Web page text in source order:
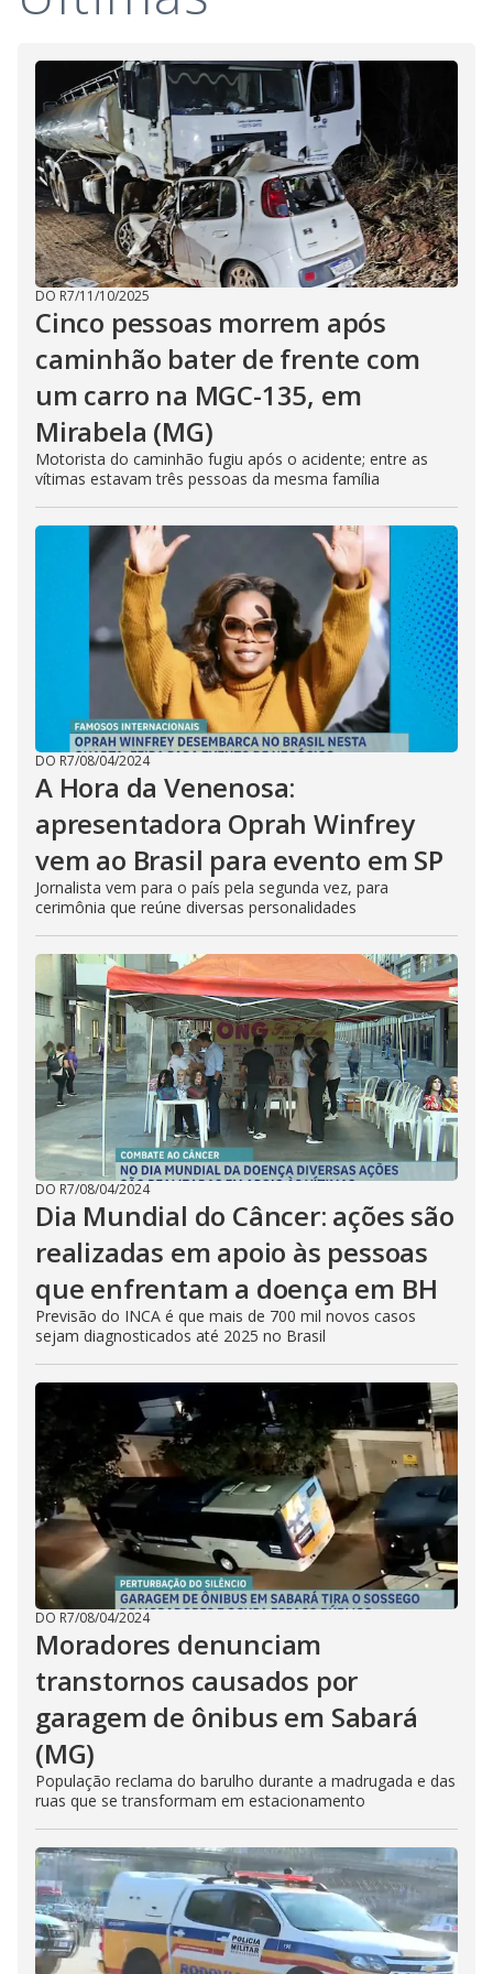
i
d
e
o
DO R7/11/10/2025
Cinco pessoas morrem após
caminhão bater de frente com
um carro na MGC-135, em
Mirabela (MG)
Motorista do caminhão fugiu após o acidente; entre as
vítimas estavam três pessoas da mesma família
DO R7/08/04/2024
A Hora da Venenosa:
apresentadora Oprah Winfrey
vem ao Brasil para evento em SP
Jornalista vem para o país pela segunda vez, para
cerimônia que reúne diversas personalidades
DO R7/08/04/2024
Dia Mundial do Câncer: ações são
realizadas em apoio às pessoas
que enfrentam a doença em BH
Previsão do INCA é que mais de 700 mil novos casos
sejam diagnosticados até 2025 no Brasil
DO R7/08/04/2024
Moradores denunciam
transtornos causados por
garagem de ônibus em Sabará
(MG)
População reclama do barulho durante a madrugada e das
ruas que se transformam em estacionamento